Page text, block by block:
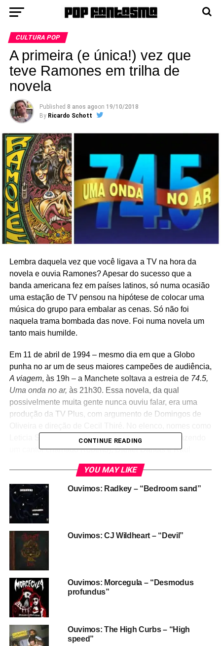
CULTURA POP
A primeira (e única!) vez que
teve Ramones em trilha de
novela
Published 8 anos agoon 19/10/2018
By Ricardo Schott
Lembra daquela vez que você ligava a TV na hora da
novela e ouvia Ramones? Apesar do sucesso que a
banda americana fez em países latinos, só numa ocasião
uma estação de TV pensou na hipótese de colocar uma
música do grupo para embalar as cenas. Só não foi
naquela trama bombada das nove. Foi numa novela um
tanto mais humilde.
Em 11 de abril de 1994 – mesmo dia em que a Globo
punha no ar um de seus maiores campeões de audiência,
A viagem, às 19h – a Manchete soltava a estreia de 74.5,
Uma onda no ar, às 21h30. Essa novela, da qual
possivelmente muita gente nunca ouviu falar, era uma
produção da TV Plus, com argumento de Domingos de
Leticia Sabatella, Angelo Antonio, Jerry Adriani (fazendo
um cantor chamado Roberto), Daniel Dantas e Raul
Um blog chamado
a história é isso aí.
Olha a novela na capa daMancheteaí, com direito a uma
matéria anunciando que “Curt Cobain” (oi?) ia “do
CONTINUE READING
YOU MAY LIKE
Ouvimos: Radkey – “Bedroom sand”
Ouvimos: CJ Wildheart – “Devil”
Ouvimos: Morcegula – “Desmodus
profundus”
Ouvimos: The High Curbs – “High
speed”